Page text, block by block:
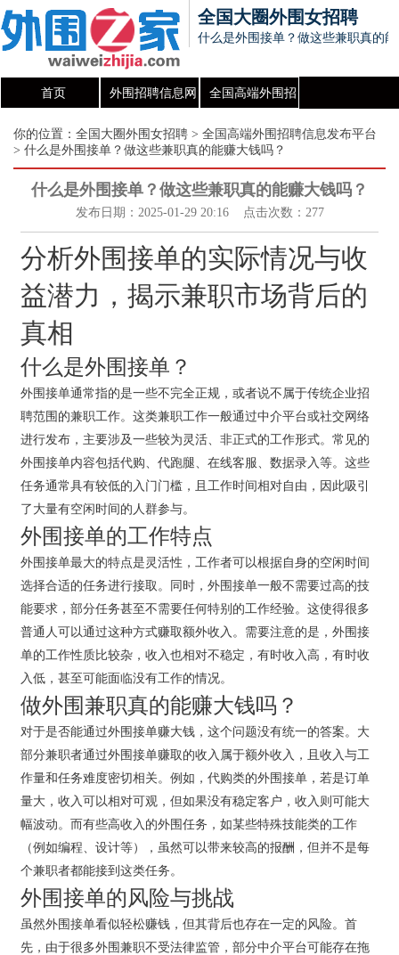
全国大圈外围女招聘
什么是外围接单？做这些兼职真的
首页 外围招聘信息网 全国高端外围招
聘信息发布平台
你的位置： 全国大圈外围女招聘 > 全国高端外围招聘信息发布平台
> 什么是外围接单？做这些兼职真的能赚大钱吗？
什么是外围接单？做这些兼职真的能赚大钱吗？
发布日期：2025-01-29 20:16 点击次数：277
分析外围接单的实际情况与收
益潜力，揭示兼职市场背后的
真相
什么是外围接单？
外围接单通常指的是一些不完全正规，或者说不属于传统企业招
聘范围的兼职工作。这类兼职工作一般通过中介平台或社交网络
进行发布，主要涉及一些较为灵活、非正式的工作形式。常见的
外围接单内容包括代购、代跑腿、在线客服、数据录入等。这些
任务通常具有较低的入门门槛，且工作时间相对自由，因此吸引
了大量有空闲时间的人群参与。
外围接单的工作特点
外围接单最大的特点是灵活性，工作者可以根据自身的空闲时间
选择合适的任务进行接取。同时，外围接单一般不需要过高的技
能要求，部分任务甚至不需要任何特别的工作经验。这使得很多
普通人可以通过这种方式赚取额外收入。需要注意的是，外围接
单的工作性质比较杂，收入也相对不稳定，有时收入高，有时收
入低，甚至可能面临没有工作的情况。
做外围兼职真的能赚大钱吗？
对于是否能通过外围接单赚大钱，这个问题没有统一的答案。大
部分兼职者通过外围接单赚取的收入属于额外收入，且收入与工
作量和任务难度密切相关。例如，代购类的外围接单，若是订单
量大，收入可以相对可观，但如果没有稳定客户，收入则可能大
幅波动。而有些高收入的外围任务，如某些特殊技能类的工作
（例如编程、设计等），虽然可以带来较高的报酬，但并不是每
个兼职者都能接到这类任务。
外围接单的风险与挑战
虽然外围接单看似轻松赚钱，但其背后也存在一定的风险。首
先，由于很多外围兼职不受法律监管，部分中介平台可能存在拖